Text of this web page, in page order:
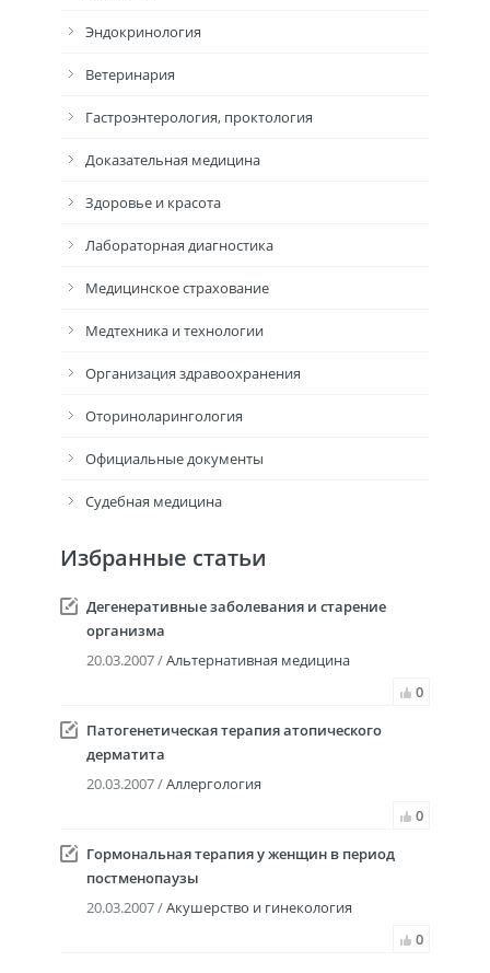
Эндокринология
Ветеринария
Гастроэнтерология, проктология
Доказательная медицина
Здоровье и красота
Лабораторная диагностика
Медицинское страхование
Медтехника и технологии
Организация здравоохранения
Оториноларингология
Официальные документы
Судебная медицина
Избранные статьи
Дегенеративные заболевания и старение
организма
20.03.2007 /Альтернативная медицина
0
Патогенетическая терапия атопического
дерматита
20.03.2007 /Аллергология
0
Гормональная терапия у женщин в период
постменопаузы
20.03.2007 /Акушерство и гинекология
0